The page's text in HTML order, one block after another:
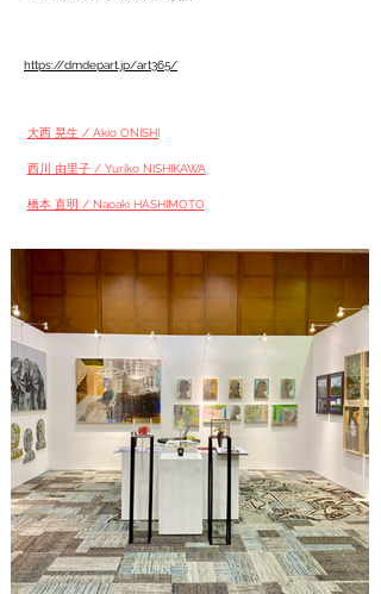
https://dmdepart.jp/art365/
大西 晃生 / Akio ONISHI
西川 由里子 / Yuriko NISHIKAWA
橋本 直明 / Naoaki HASHIMOTO